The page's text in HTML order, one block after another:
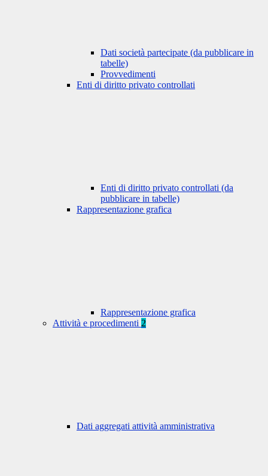
Dati società partecipate (da pubblicare in
tabelle)
Provvedimenti
Enti di diritto privato controllati
Enti di diritto privato controllati (da
pubblicare in tabelle)
Rappresentazione grafica
Rappresentazione grafica
Attività e procedimenti 2
Dati aggregati attività amministrativa